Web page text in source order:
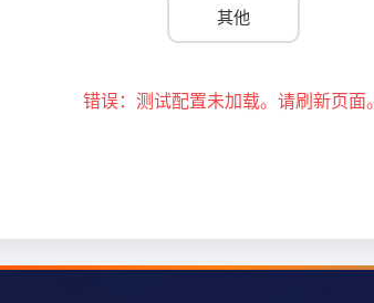
其他
错误：测试配置未加载。请刷新页面。